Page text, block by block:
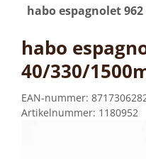
habo espagnolet 962
habo
40/330/
EAN-nummer:
Artikelnummer: 1180952